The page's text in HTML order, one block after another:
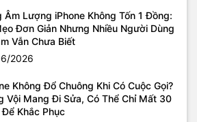
Âm Lượng iPhone Không Tốn 1 Đồng:
Đơn Giản Nhưng Nhiều Người Dùng
Vẫn Chưa Biết
2026
Không Đổ Chuông Khi Có Cuộc Gọi?
Vội Mang Đi Sửa, Có Thể Chỉ Mất 30
Để Khắc Phục